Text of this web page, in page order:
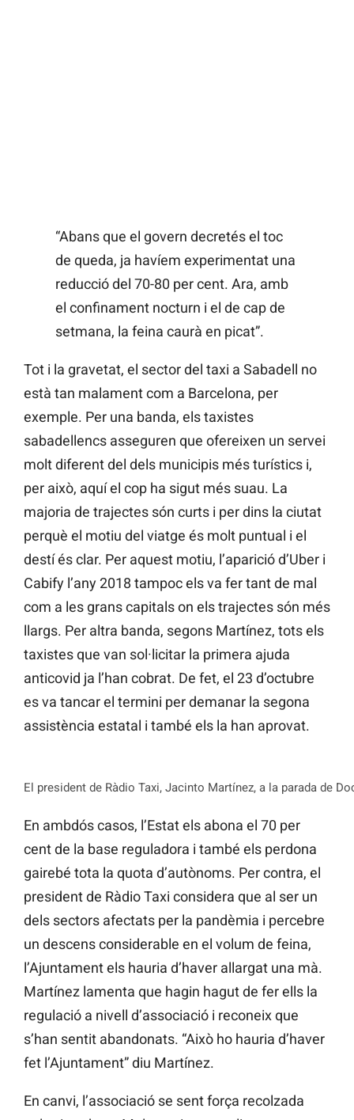
“Abans que el govern decretés el toc
de queda, ja havíem experimentat una
reducció del 70-80 per cent. Ara, amb
el confinament nocturn i el de cap de
setmana, la feina caurà en picat”.
Tot i la gravetat, el sector del taxi a Sabadell no
està tan malament com a Barcelona, per
exemple. Per una banda, els taxistes
sabadellencs asseguren que ofereixen un servei
molt diferent del dels municipis més turístics i,
per això, aquí el cop ha sigut més suau. La
majoria de trajectes són curts i per dins la ciutat
perquè el motiu del viatge és molt puntual i el
destí és clar. Per aquest motiu, l’aparició d’Uber i
Cabify l’any 2018 tampoc els va fer tant de mal
com a les grans capitals on els trajectes són més
llargs. Per altra banda, segons Martínez, tots els
taxistes que van sol·licitar la primera ajuda
anticovid ja l’han cobrat. De fet, el 23 d’octubre
es va tancar el termini per demanar la segona
assistència estatal i també els la han aprovat.
El president de Ràdio Taxi, Jacinto Martínez, a la parada de
En ambdós casos, l’Estat els abona el 70 per
cent de la base reguladora i també els perdona
gairebé tota la quota d’autònoms. Per contra, el
president de Ràdio Taxi considera que al ser un
dels sectors afectats per la pandèmia i percebre
un descens considerable en el volum de feina,
l’Ajuntament els hauria d’haver allargat una mà.
Martínez lamenta que hagin hagut de fer ells la
regulació a nivell d’associació i reconeix que
s’han sentit abandonats. “Això ho hauria d’haver
fet l’Ajuntament” diu Martínez.
En canvi, l’associació se sent força recolzada